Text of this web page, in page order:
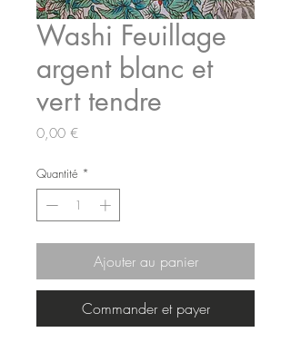
Washi Feuillage
argent blanc et
vert tendre
0,00 €Prix
Quantité *
Ajouter au panier
Commander et payer